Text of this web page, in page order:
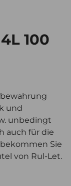
100
und
unbedingt
auch für die
Sie
von Rul-Let.